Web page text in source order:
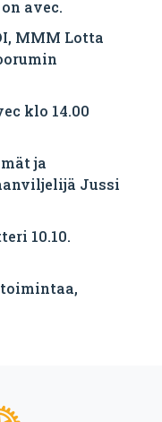
avec.
MMM Lotta
klo 14.00
ja
Jussi
10.10.